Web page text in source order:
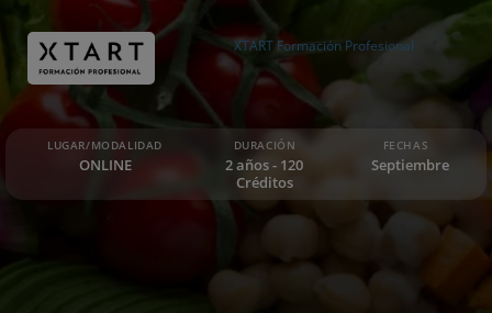
XTART Formación Profesional
LUGAR/MODALIDAD
ONLINE
DURACIÓN
2 años - 120
Créditos
FECHAS
Septiembre